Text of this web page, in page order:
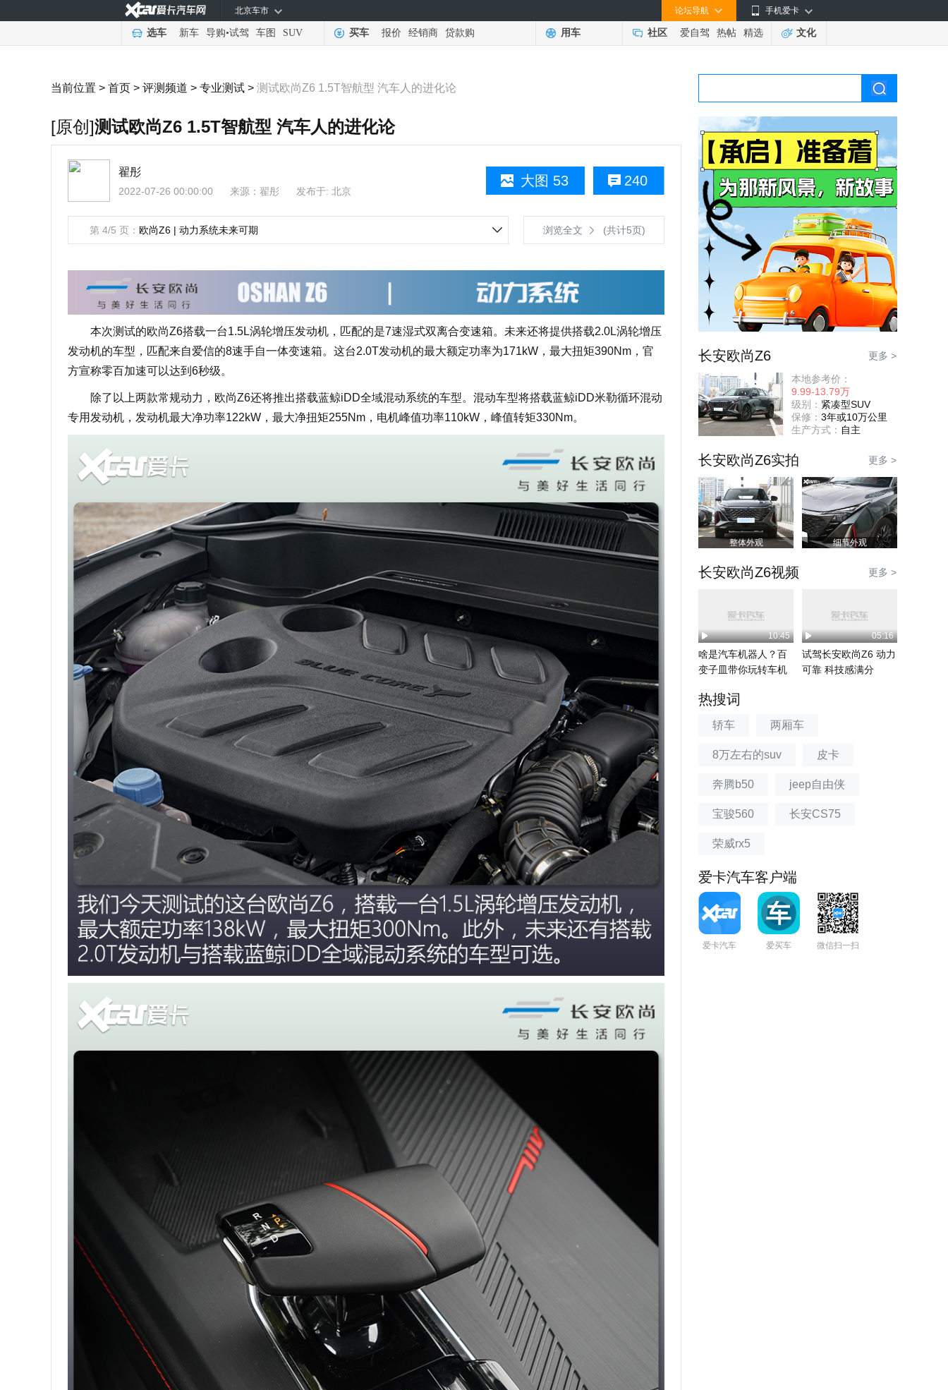
手机爱卡
论坛导航
北京车市
选车 新车 导购•试驾 车图 SUV 买车 报价 经销商 贷款购 用车 社区 爱自驾 热帖 精选 文化
当前位置 > 首页 > 评测频道 > 专业测试 > 测试欧尚Z6 1.5T智航型 汽车人的进化论
[原创]测试欧尚Z6 1.5T智航型 汽车人的进化论
240
大图 53
翟彤
2022-07-26 00:00:00 来源： 翟彤 发布于: 北京
第 4/5 页： 欧尚Z6 | 动力系统未来可期 浏览全文 (共计5页)
本次测试的欧尚Z6搭载一台1.5L涡轮增压发动机，匹配的是7速湿式双离合变速箱。未来还将提供搭载2.0L涡轮增压
发动机的车型，匹配来自爱信的8速手自一体变速箱。这台2.0T发动机的最大额定功率为171kW，最大扭矩390Nm，官
方宣称零百加速可以达到6秒级。
除了以上两款常规动力，欧尚Z6还将推出搭载蓝鲸iDD全域混动系统的车型。混动车型将搭载蓝鲸iDD米勒循环混动
专用发动机，发动机最大净功率122kW，最大净扭矩255Nm，电机峰值功率110kW，峰值转矩330Nm。
长安欧尚Z6 更多 >
本地参考价：
9.99-13.79万
级别： 紧凑型SUV
保修： 3年或10万公里
生产方式： 自主
长安欧尚Z6实拍 更多 >
整体外观 细节外观
长安欧尚Z6视频 更多 >
10:45
啥是汽车机器人？百
变子皿带你玩转车机
05:16
试驾长安欧尚Z6 动力
可靠 科技感满分
热搜词
轿车 两厢车
8万左右的suv 皮卡
奔腾b50 jeep自由侠
宝骏560 长安CS75
荣威rx5
爱卡汽车客户端
爱卡汽车 爱买车 微信扫一扫